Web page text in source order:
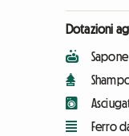
Dotazioni
Sapone
Ferro